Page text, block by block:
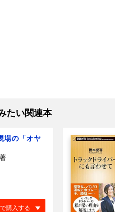
たい関連本
場の「オヤ
購入する